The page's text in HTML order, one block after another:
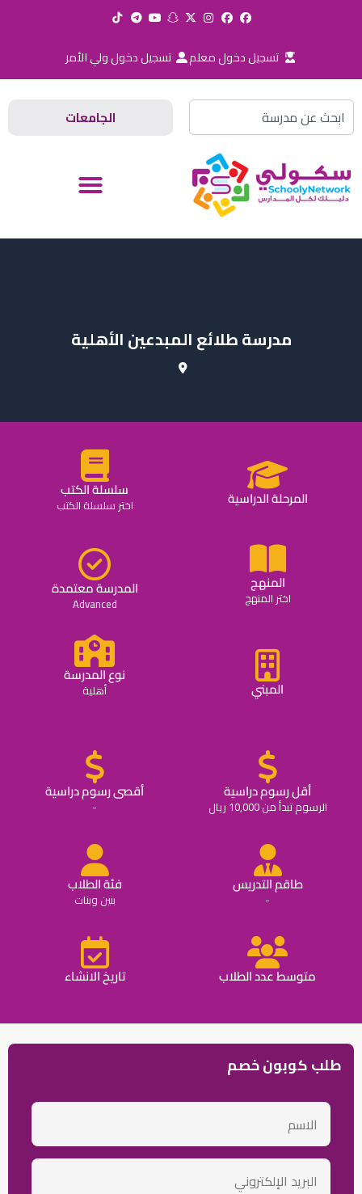
تسجيل دخول معلم تسجيل دخول ولي الأمر
الجامعات Search
مدرسة طلائع المبدعين الأهلية
المرحلة الدراسية سلسلة الكتب
اختر سلسلة الكتب
المنهج
اختر المنهج المدرسة معتمدة
Advanced
المبني
نوع المدرسة
أهلية
أقل رسوم دراسية
الرسوم تبدأ من 10,000 ريال
أقصى رسوم دراسية
-
طاقم التدريس
-
فئة الطلاب
بنين وبنات
متوسط عدد الطلاب تاريخ الانشاء
طلب كوبون خصم
الاسم
email